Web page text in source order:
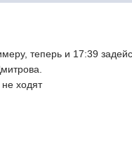
теперь и 17:39
ходят